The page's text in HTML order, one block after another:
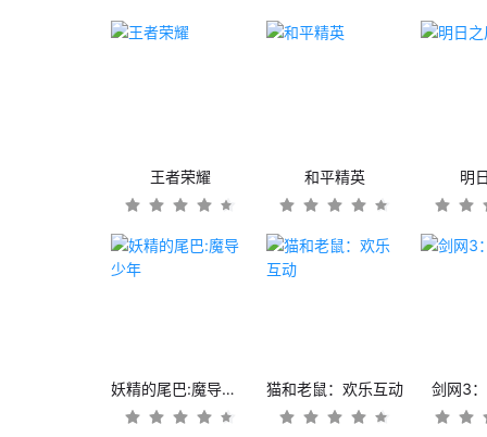
王者荣耀 和平精英 明
妖精的尾巴:魔导少年 猫和老鼠：欢乐互动 剑网3